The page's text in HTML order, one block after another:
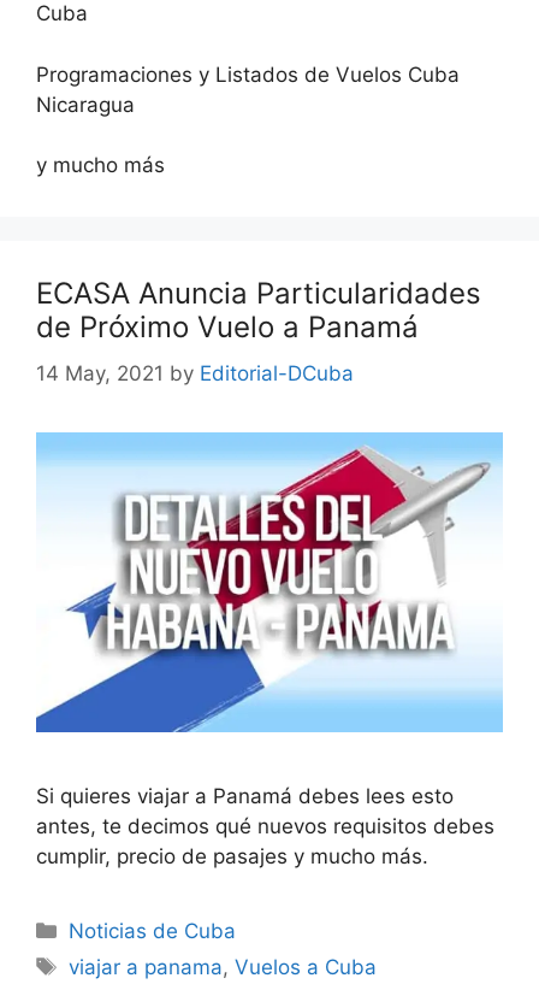
Cuba
Programaciones y Listados de Vuelos Cuba
Nicaragua
y mucho más
ECASA Anuncia Particularidades
de Próximo Vuelo a Panamá
14 May, 2021 by Editorial-DCuba
Si quieres viajar a Panamá debes lees esto
antes, te decimos qué nuevos requisitos debes
cumplir, precio de pasajes y mucho más.
Categories
Noticias de Cuba
Tags
viajar a panama,Vuelos a Cuba